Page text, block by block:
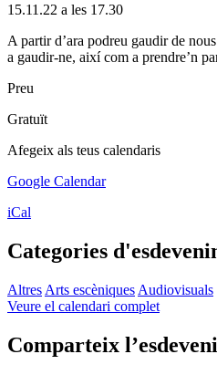
15.11.22 a les 17.30
A partir d’ara podreu gaudir de
a gaudir-ne, així com a prendre’n
Preu
Gratuït
Afegeix als teus calendaris
Google Calendar
iCal
Categories
Altres Arts escèniques Audiovisuals
Veure el calendari complet
Comparteix